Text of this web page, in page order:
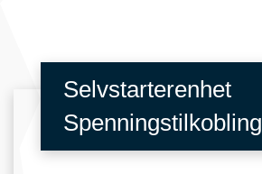
Selvstarterenhet
Spenningstilkobling